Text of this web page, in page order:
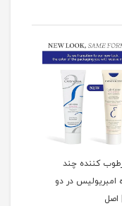
کننده چند
امبریولیس در دو